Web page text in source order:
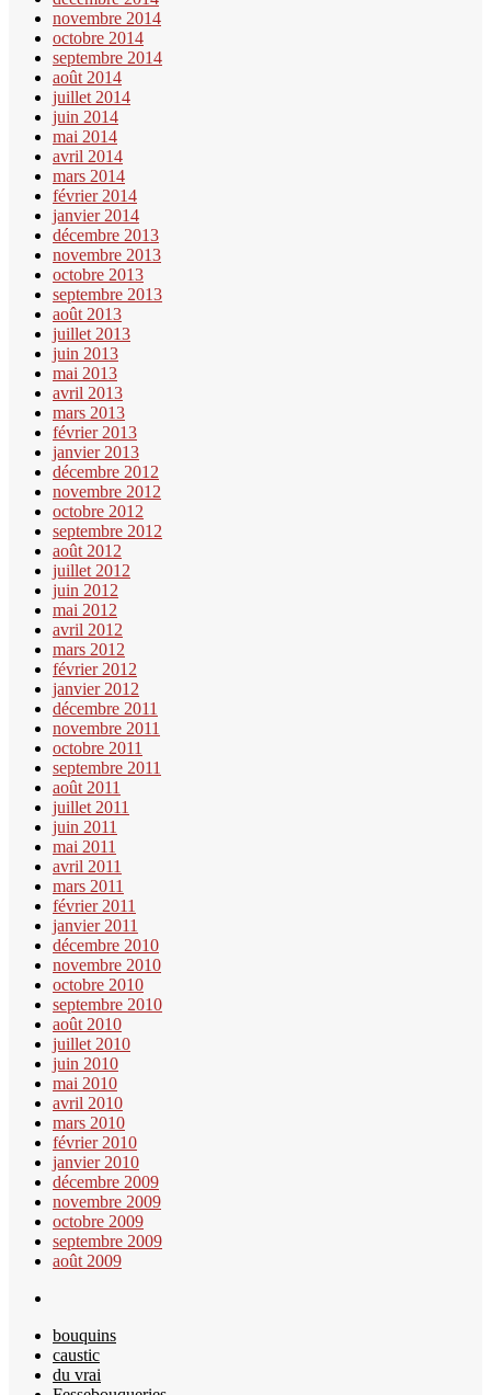
novembre 2014
octobre 2014
septembre 2014
août 2014
juillet 2014
juin 2014
mai 2014
avril 2014
mars 2014
février 2014
janvier 2014
décembre 2013
novembre 2013
octobre 2013
septembre 2013
août 2013
juillet 2013
juin 2013
mai 2013
avril 2013
mars 2013
février 2013
janvier 2013
décembre 2012
novembre 2012
octobre 2012
septembre 2012
août 2012
juillet 2012
juin 2012
mai 2012
avril 2012
mars 2012
février 2012
janvier 2012
décembre 2011
novembre 2011
octobre 2011
septembre 2011
août 2011
juillet 2011
juin 2011
mai 2011
avril 2011
mars 2011
février 2011
janvier 2011
décembre 2010
novembre 2010
octobre 2010
septembre 2010
août 2010
juillet 2010
juin 2010
mai 2010
avril 2010
mars 2010
février 2010
janvier 2010
décembre 2009
novembre 2009
octobre 2009
septembre 2009
août 2009
bouquins
caustic
du vrai